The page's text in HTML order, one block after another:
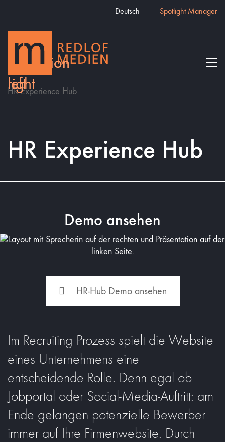
Deutsch Spotlight Manager
HR Experience Hub
HR Experience Hub
Demo ansehen
HR-Hub Demo ansehen
Im Recruiting Prozess spielt die Website
eines Unternehmens eine
entscheidende Rolle. Denn egal ob
Jobportal oder Social-Media-Auftritt: am
Ende gelangen potenzielle Bewerber
immer auf Ihre Firmenwebsite. Durch